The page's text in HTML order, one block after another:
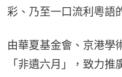
彩、乃至一口流利粵語
由華夏基金會、京港學
「非遺六月」，致力